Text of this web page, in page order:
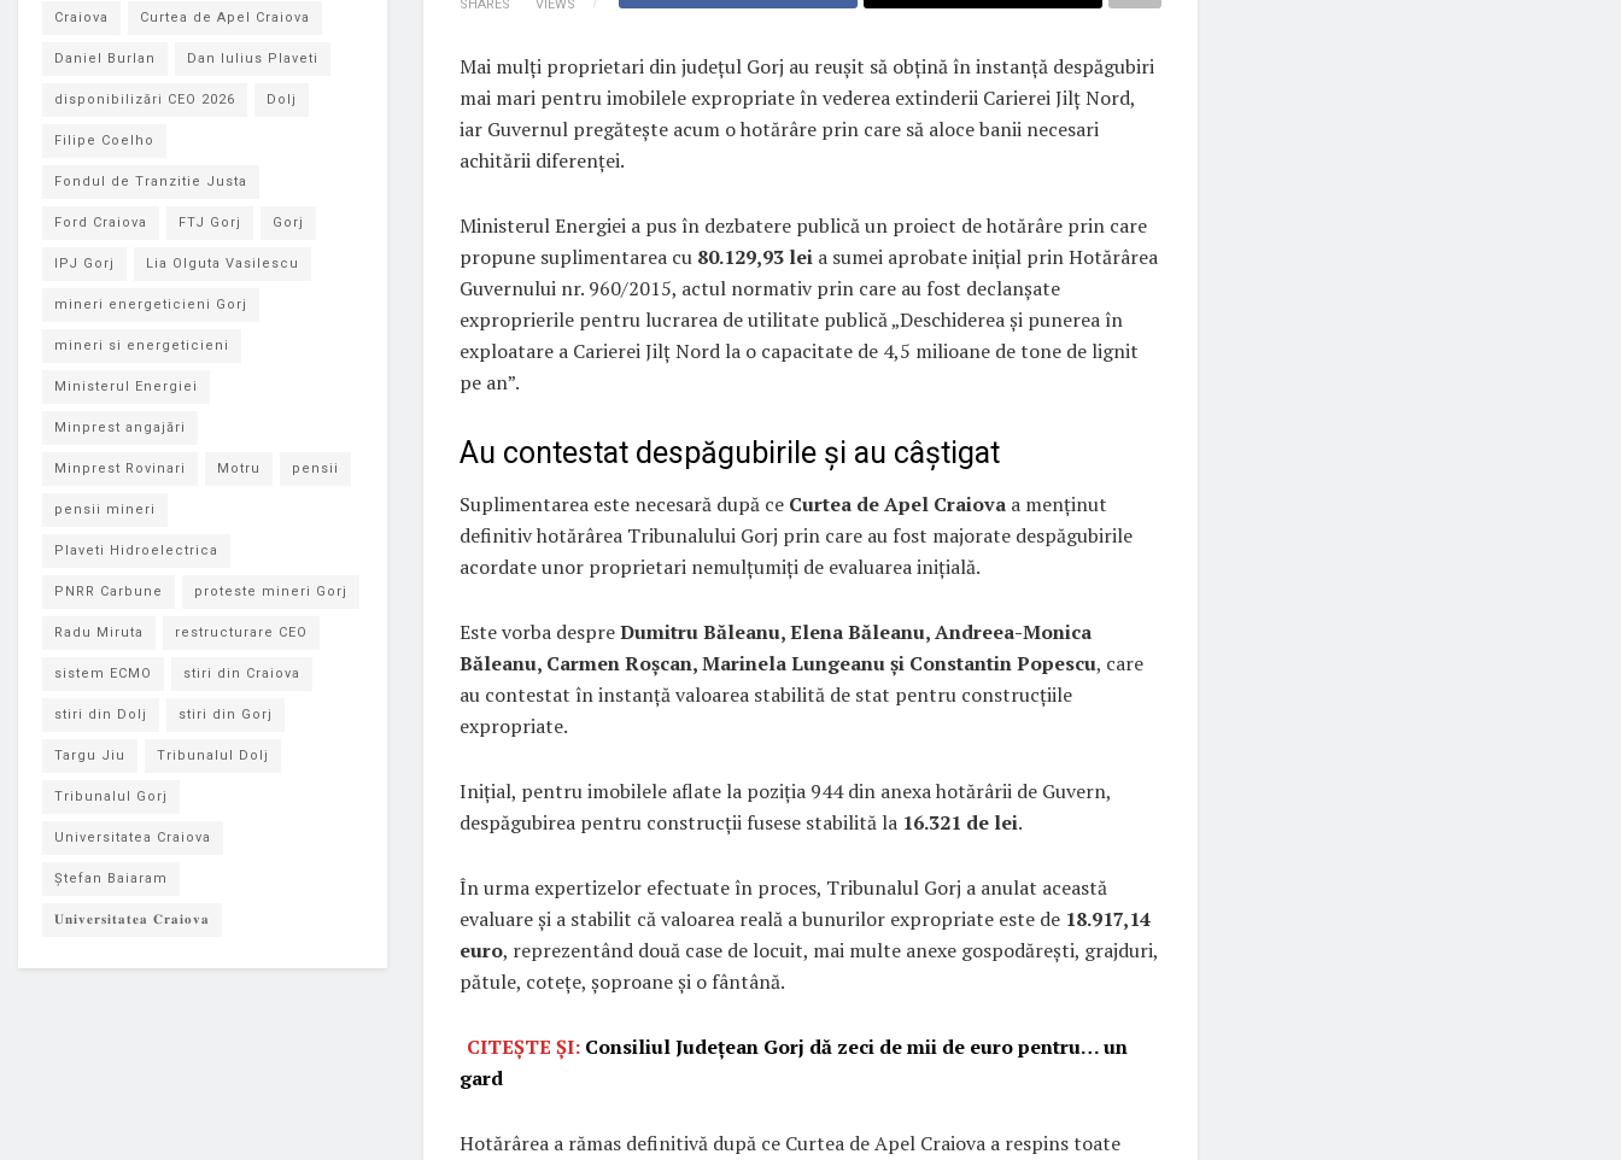
SHARES VIEWS
Mai mulți proprietari din județul Gorj au reușit să obțină în instanță despăgubiri
mai mari pentru imobilele expropriate în vederea extinderii Carierei Jilț Nord,
iar Guvernul pregătește acum o hotărâre prin care să aloce banii necesari
achitării diferenței.
Ministerul Energiei a pus în dezbatere publică un proiect de hotărâre prin care
propune suplimentarea cu 80.129,93 lei a sumei aprobate inițial prin Hotărârea
Guvernului nr. 960/2015, actul normativ prin care au fost declanșate
exproprierile pentru lucrarea de utilitate publică „Deschiderea și punerea în
exploatare a Carierei Jilț Nord la o capacitate de 4,5 milioane de tone de lignit
pe an”.
Au contestat despăgubirile și au câștigat
Suplimentarea este necesară după ce Curtea de Apel Craiova a menținut
definitiv hotărârea Tribunalului Gorj prin care au fost majorate despăgubirile
acordate unor proprietari nemulțumiți de evaluarea inițială.
Este vorba despreDumitru Băleanu, Elena Băleanu, Andreea-Monica
Băleanu, Carmen Roșcan, Marinela Lungeanu și Constantin Popescu, care
au contestat în instanță valoarea stabilită de stat pentru construcțiile
expropriate.
Inițial, pentru imobilele aflate la poziția 944 din anexa hotărârii de Guvern,
despăgubirea pentru construcții fusese stabilită la 16.321 de lei.
În urma expertizelor efectuate în proces, Tribunalul Gorj a anulat această
evaluare și a stabilit că valoarea reală a bunurilor expropriate este de 18.917,14
euro, reprezentând două case de locuit, mai multe anexe gospodărești, grajduri,
pătule, cotețe, șoproane și o fântână.
CITEȘTE ȘI: Consiliul Județean Gorj dă zeci de mii de euro pentru… un
gard
Hotărârea a rămas definitivă după ce Curtea de Apel Craiova a respins toate
Craiova Curtea de Apel Craiova
Daniel Burlan Dan Iulius Plaveti
disponibilizări CEO 2026 Dolj
Filipe Coelho
Fondul de Tranzitie Justa
Ford Craiova FTJ Gorj Gorj
IPJ Gorj Lia Olguta Vasilescu
mineri energeticieni Gorj
mineri si energeticieni
Ministerul Energiei
Minprest angajări
Minprest Rovinari Motru pensii
pensii mineri
Plaveti Hidroelectrica
PNRR Carbune proteste mineri Gorj
Radu Miruta restructurare CEO
sistem ECMO stiri din Craiova
stiri din Dolj stiri din Gorj
Targu Jiu Tribunalul Dolj
Tribunalul Gorj
Universitatea Craiova
Ștefan Baiaram
𝐔𝐧𝐢𝐯𝐞𝐫𝐬𝐢𝐭𝐚𝐭𝐞𝐚 𝐂𝐫𝐚𝐢𝐨𝐯𝐚